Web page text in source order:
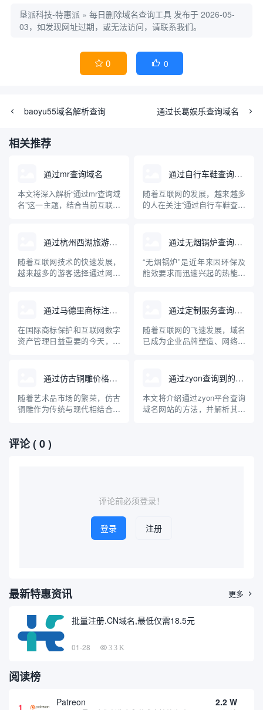
垦派科技-特惠派 » 每日删除域名查询工具 发布于 2026-05-
03，如发现网址过期，或无法访问，请联系我们。
 0  0
baoyu55域名解析查询 通过长葛娱乐查询域名
相关推荐
通过mr查询域名
本文将深入解析“通过mr查询域
名”这一主题，结合当前互联网
Relay）在域名解析中的实际
用途和常见方法，并介绍相关
的专业工具与操作步骤。文章
内容兼顾理论与实操，旨在帮
通过自行车鞋查询域名
随着互联网的发展，越来越多
的人在关注“通过自行车鞋查询
标识，更牵扯到企业品牌建
设、电子商务及网络安全等多
重维度。本文将系统科普通过
自行车鞋查询域名的实际含
通过杭州西湖旅游查询域名
随着互联网技术的快速发展，
越来越多的游客选择通过网络
富的旅游信息资源。本文将介
绍如何通过互联网查询杭州西
湖的旅游相关域名，并为游客
合理规划出行提供专业的指导
通过无烟锅炉查询到的域名网站
“无烟锅炉”是近年来因环保及
能效要求而迅速兴起的热能设
网查询、比较各种无烟锅炉产
品和品牌。本文介绍了与无烟
锅炉相关的主要专业网站及其
特点，并针对无烟锅炉的原
通过马德里商标注册查询域名
在国际商标保护和互联网数字
资产管理日益重要的今天，企
商标注册体系查询域名，是品
牌全球布局和防止知识产权纠
纷的重要一环。本文介绍了马
德里商标注册的基本流程、与
通过定制服务查询域名
随着互联网的飞速发展，域名
已成为企业品牌塑造、网络入
需求和复杂的市场“抢注”环
境，传统的域名查询方式正逐
渐暴露出局限性。相比之下，
基于大数据和多样化需求定制
通过仿古铜雕价格查询域名
随着艺术品市场的繁荣，仿古
铜雕作为传统与现代相结合的
入手仿古铜雕的人来说，了解
其市场价格及相关查询方式变
通过zyon查询到的域名网站
本文将介绍通过zyon平台查询
域名网站的方法，并解析其背
的角...
评论( 0 )
评论前必须登录！
登录 注册
最新特惠资讯 更多 
批量注册.CN域名,最低仅需18.5元
01-28 3.3 K
阅读榜
1 Patreon 2.2 W